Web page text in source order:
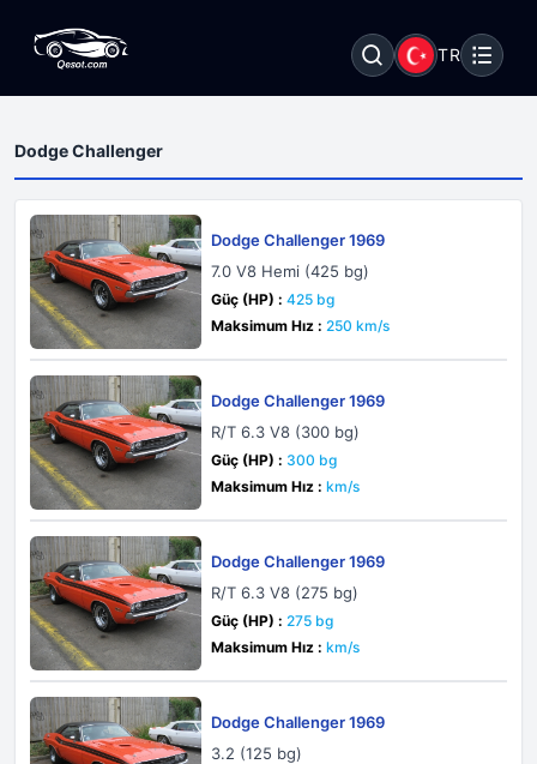
TR
Dodge Challenger
Dodge Challenger 1969
7.0 V8 Hemi (425 bg)
Güç (HP) : 425 bg
Maksimum Hız : 250 km/s
Dodge Challenger 1969
R/T 6.3 V8 (300 bg)
Güç (HP) : 300 bg
Maksimum Hız : km/s
Dodge Challenger 1969
R/T 6.3 V8 (275 bg)
Güç (HP) : 275 bg
Maksimum Hız : km/s
Dodge Challenger 1969
3.2 (125 bg)